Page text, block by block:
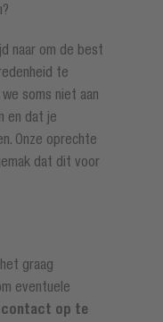
naar om de best
te
soms niet aan
en dat je
Onze oprechte
dat dit voor
graag
eventuele
contact op te